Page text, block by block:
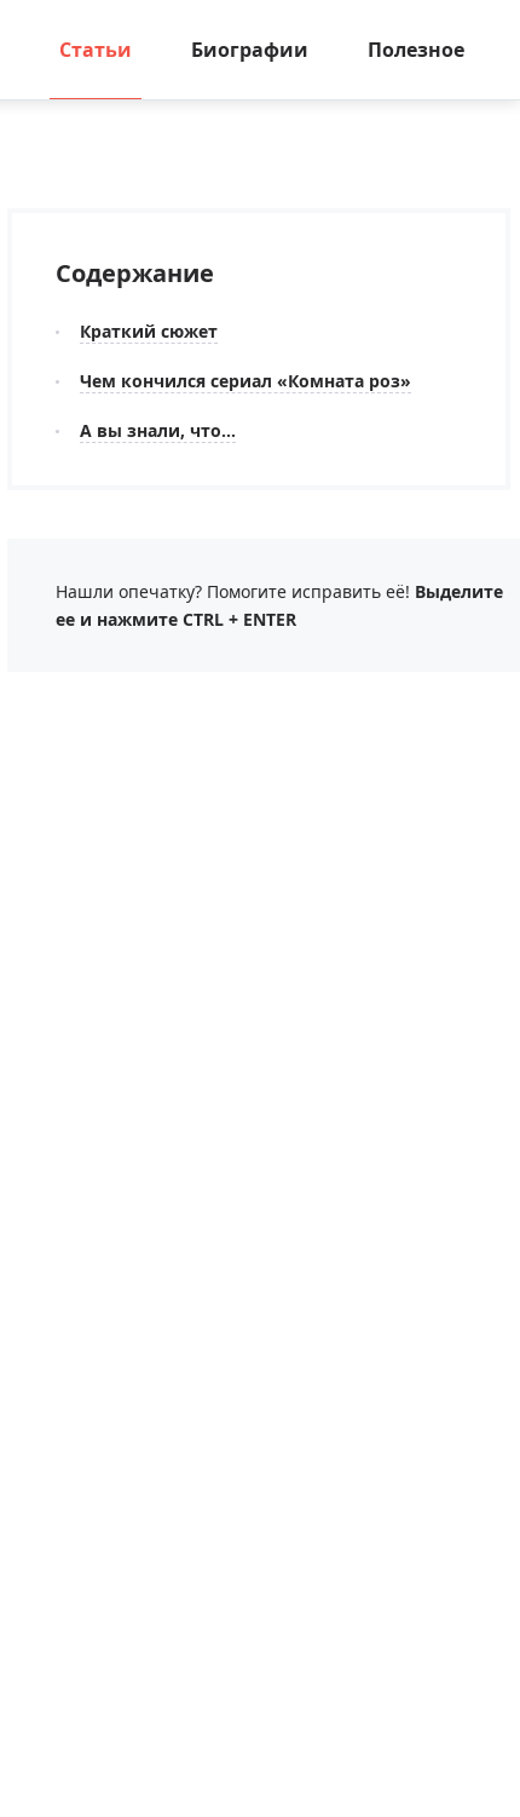
Статьи Биографии Полезное
Содержание
Краткий сюжет
Чем кончился сериал «Комната роз»
А вы знали, что...
Нашли опечатку? Помогите исправить её! Выделите
ее и нажмите CTRL + ENTER